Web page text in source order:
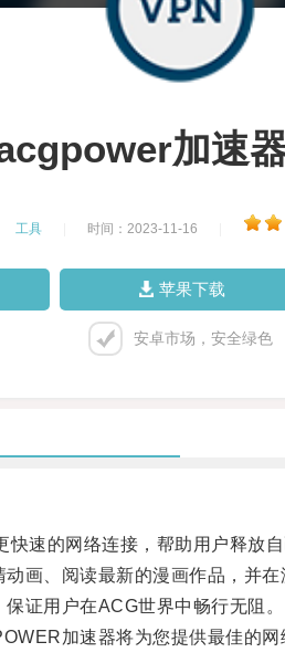
加速
工具 时间：2023-11-16
苹果下载
安卓市场，安全绿色
的网络连接，帮助用户释放自
、阅读最新的漫画作品，并在
证用户在ACG世界中畅行无阻。
加速器将为您提供最佳的网